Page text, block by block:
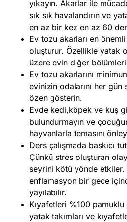
yıkayın. Akarlar ile
sık sık havalandırın ve
en az bir kez en az 60
Ev tozu akarları en
oluşturur. Özellikle yatak
üzere evin diğer
Ev tozu akarlarını
evinizin odalarını her gün
özen gösterin.
Evde kedi,köpek ve kuş
bulundurmayın ve
hayvanlarla temasını
Ders çalışmada baskıcı
Çünkü stres oluşturan
seyrini kötü yönde
enflamasyon bir gece
yayılabilir.
Kıyafetleri %100
yatak takımları ve